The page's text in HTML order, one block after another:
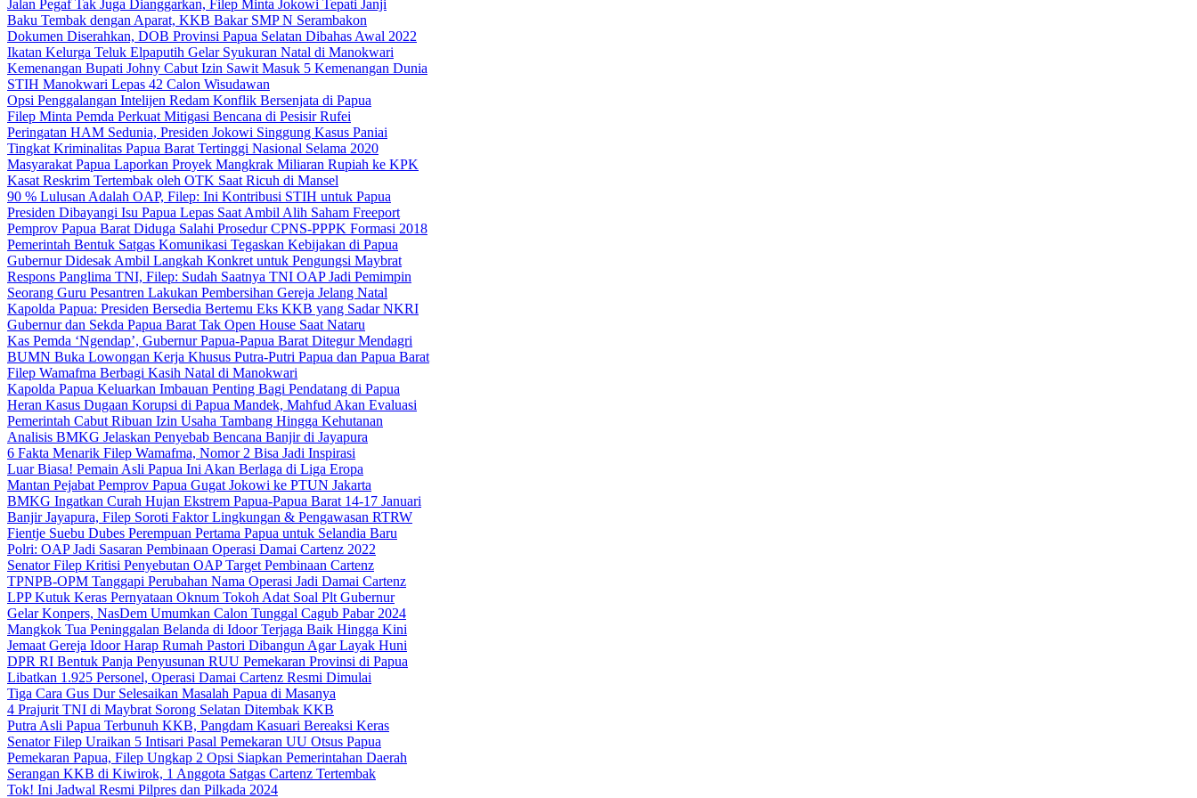
Jalan Pegaf Tak Juga Dianggarkan, Filep Minta Jokowi Tepati Janji
Baku Tembak dengan Aparat, KKB Bakar SMP N Serambakon
Dokumen Diserahkan, DOB Provinsi Papua Selatan Dibahas Awal 2022
Ikatan Kelurga Teluk Elpaputih Gelar Syukuran Natal di Manokwari
Kemenangan Bupati Johny Cabut Izin Sawit Masuk 5 Kemenangan Dunia
STIH Manokwari Lepas 42 Calon Wisudawan
Opsi Penggalangan Intelijen Redam Konflik Bersenjata di Papua
Filep Minta Pemda Perkuat Mitigasi Bencana di Pesisir Rufei
Peringatan HAM Sedunia, Presiden Jokowi Singgung Kasus Paniai
Tingkat Kriminalitas Papua Barat Tertinggi Nasional Selama 2020
Masyarakat Papua Laporkan Proyek Mangkrak Miliaran Rupiah ke KPK
Kasat Reskrim Tertembak oleh OTK Saat Ricuh di Mansel
90 % Lulusan Adalah OAP, Filep: Ini Kontribusi STIH untuk Papua
Presiden Dibayangi Isu Papua Lepas Saat Ambil Alih Saham Freeport
Pemprov Papua Barat Diduga Salahi Prosedur CPNS-PPPK Formasi 2018
Pemerintah Bentuk Satgas Komunikasi Tegaskan Kebijakan di Papua
Gubernur Didesak Ambil Langkah Konkret untuk Pengungsi Maybrat
Respons Panglima TNI, Filep: Sudah Saatnya TNI OAP Jadi Pemimpin
Seorang Guru Pesantren Lakukan Pembersihan Gereja Jelang Natal
Kapolda Papua: Presiden Bersedia Bertemu Eks KKB yang Sadar NKRI
Gubernur dan Sekda Papua Barat Tak Open House Saat Nataru
Kas Pemda ‘Ngendap’, Gubernur Papua-Papua Barat Ditegur Mendagri
BUMN Buka Lowongan Kerja Khusus Putra-Putri Papua dan Papua Barat
Filep Wamafma Berbagi Kasih Natal di Manokwari
Kapolda Papua Keluarkan Imbauan Penting Bagi Pendatang di Papua
Heran Kasus Dugaan Korupsi di Papua Mandek, Mahfud Akan Evaluasi
Pemerintah Cabut Ribuan Izin Usaha Tambang Hingga Kehutanan
Analisis BMKG Jelaskan Penyebab Bencana Banjir di Jayapura
6 Fakta Menarik Filep Wamafma, Nomor 2 Bisa Jadi Inspirasi
Luar Biasa! Pemain Asli Papua Ini Akan Berlaga di Liga Eropa
Mantan Pejabat Pemprov Papua Gugat Jokowi ke PTUN Jakarta
BMKG Ingatkan Curah Hujan Ekstrem Papua-Papua Barat 14-17 Januari
Banjir Jayapura, Filep Soroti Faktor Lingkungan & Pengawasan RTRW
Fientje Suebu Dubes Perempuan Pertama Papua untuk Selandia Baru
Polri: OAP Jadi Sasaran Pembinaan Operasi Damai Cartenz 2022
Senator Filep Kritisi Penyebutan OAP Target Pembinaan Cartenz
TPNPB-OPM Tanggapi Perubahan Nama Operasi Jadi Damai Cartenz
LPP Kutuk Keras Pernyataan Oknum Tokoh Adat Soal Plt Gubernur
Gelar Konpers, NasDem Umumkan Calon Tunggal Cagub Pabar 2024
Mangkok Tua Peninggalan Belanda di Idoor Terjaga Baik Hingga Kini
Jemaat Gereja Idoor Harap Rumah Pastori Dibangun Agar Layak Huni
DPR RI Bentuk Panja Penyusunan RUU Pemekaran Provinsi di Papua
Libatkan 1.925 Personel, Operasi Damai Cartenz Resmi Dimulai
Tiga Cara Gus Dur Selesaikan Masalah Papua di Masanya
4 Prajurit TNI di Maybrat Sorong Selatan Ditembak KKB
Putra Asli Papua Terbunuh KKB, Pangdam Kasuari Bereaksi Keras
Senator Filep Uraikan 5 Intisari Pasal Pemekaran UU Otsus Papua
Pemekaran Papua, Filep Ungkap 2 Opsi Siapkan Pemerintahan Daerah
Serangan KKB di Kiwirok, 1 Anggota Satgas Cartenz Tertembak
Tok! Ini Jadwal Resmi Pilpres dan Pilkada 2024